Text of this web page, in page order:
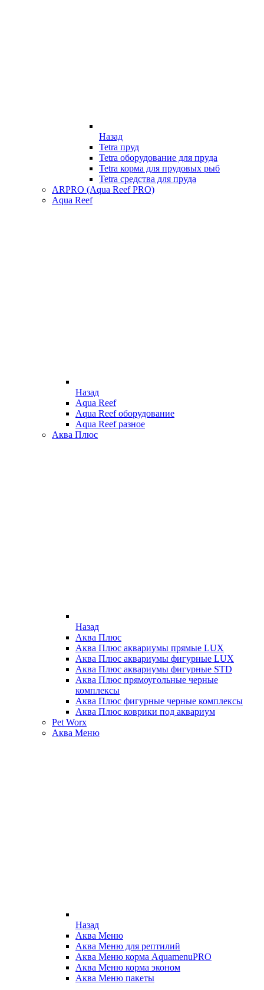
Назад
Tetra пруд
Tetra оборудование для пруда
Tetra корма для прудовых рыб
Tetra средства для пруда
ARPRO (Aqua Reef PRO)
Aqua Reef
Назад
Aqua Reef
Aqua Reef оборудование
Aqua Reef разное
Аква Плюс
Назад
Аква Плюс
Аква Плюс аквариумы прямые LUX
Аква Плюс аквариумы фигурные LUX
Аква Плюс аквариумы фигурные STD
Аква Плюс прямоугольные черные
комплексы
Аква Плюс фигурные черные комплексы
Аква Плюс коврики под аквариум
Pet Worx
Аква Меню
Назад
Аква Меню
Аква Меню для рептилий
Аква Меню корма AquamenuPRO
Аква Меню корма эконом
Аква Меню пакеты